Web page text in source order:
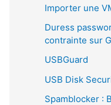
e
:
Importer une
Duress
contrainte sur
USBGuard
USB Disk
Spamblocker :